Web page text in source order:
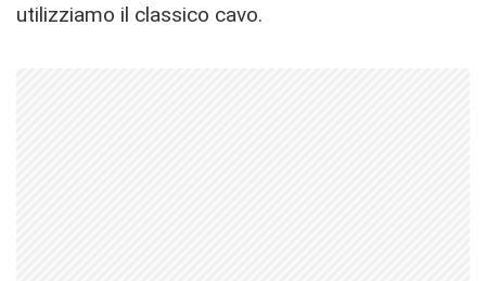
utilizziamo il classico cavo.